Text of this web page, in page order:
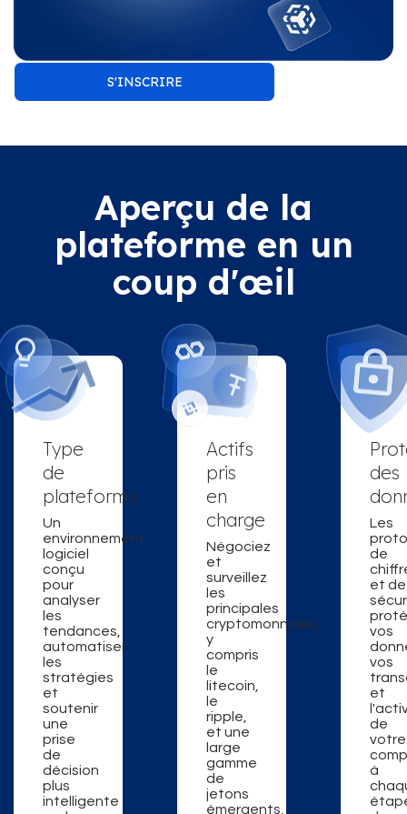
S'INSCRIRE
Aperçu de la
plateforme en un
coup d'œil
Type
de
plateforme
Un
environnement
logiciel
conçu
pour
analyser
les
tendances,
automatiser
les
stratégies
et
soutenir
une
prise
de
décision
plus
intelligente
Actifs
pris
en
charge
Négociez
et
surveillez
les
principales
cryptomonnaies,
y
compris
le
litecoin,
le
ripple,
et une
large
gamme
de
jetons
émergents,
des
Les
de
et de
vos
vos
et
de
votre
à